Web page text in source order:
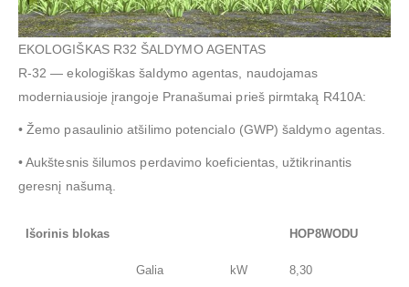
EKOLOGIŠKAS R32 ŠALDYMO AGENTAS
R-32 — ekologiškas šaldymo agentas, naudojamas
moderniausioje įrangoje Pranašumai prieš pirmtaką R410A:
• Žemo pasaulinio atšilimo potencialo (GWP) šaldymo agentas.
• Aukštesnis šilumos perdavimo koeficientas, užtikrinantis
geresnį našumą.
Išorinis blokas HOP8WODU
Galia kW 8,30